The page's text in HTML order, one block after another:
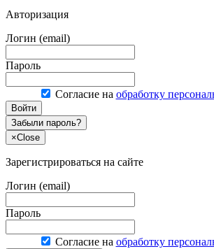
Авторизация
Логин (email)
Пароль
Согласие на обработку
Войти
Забыли пароль?
×Close
Зарегистрироваться на сайте
Логин (email)
Пароль
Согласие на обработку